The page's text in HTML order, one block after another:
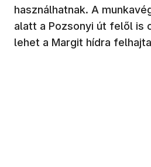
használhatnak. A
alatt a Pozsonyi út felől is
lehet a Margit hídra